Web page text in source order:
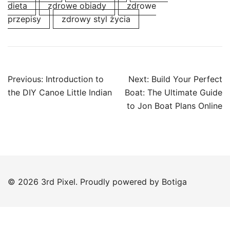
dieta
zdrowe obiady
zdrowe
przepisy
zdrowy styl życia
Post
navigation
Previous: Introduction to
the DIY Canoe Little Indian
Next: Build Your Perfect
Boat: The Ultimate Guide
to Jon Boat Plans Online
© 2026 3rd Pixel. Proudly powered by Botiga